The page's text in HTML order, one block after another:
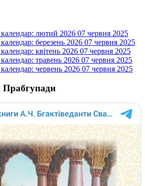
лютий 2026 07 червня 2025
березень 2026 07 червня 2025
квітень 2026 07 червня 2025
травень 2026 07 червня 2025
червень 2026 07 червня 2025